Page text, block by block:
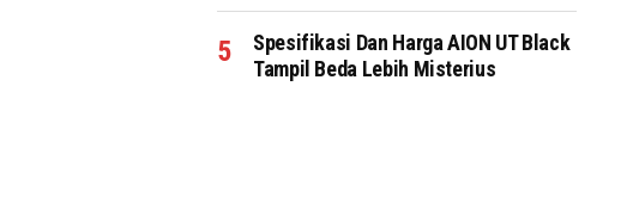
Spesifikasi Dan Harga AION UT Black
Tampil Beda Lebih Misterius